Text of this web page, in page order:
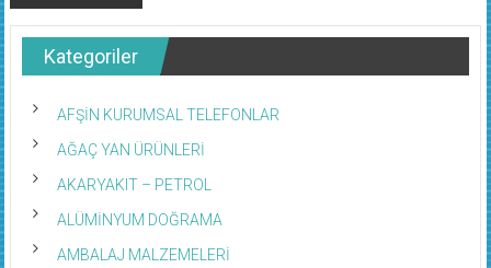
Kategoriler
AFŞİN KURUMSAL TELEFONLAR
AĞAÇ YAN ÜRÜNLERİ
AKARYAKIT – PETROL
ALÜMİNYUM DOĞRAMA
AMBALAJ MALZEMELERİ